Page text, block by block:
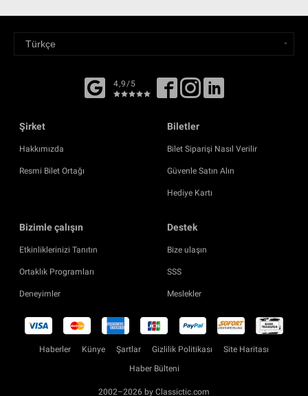
4,9/5
Şirket
Hakkımızda
Resmi Bilet Ortağı
Biletler
Bilet Siparişi Nasıl Verilir
Güvenle Satın Alın
Hediye Kartı
Bizimle çalışın
Etkinliklerinizi Tanıtın
Ortaklık Programları
Deneyimler
Destek
Bize ulaşın
SSS
Meslekler
Haberler Künye Şartlar Gizlilik Politikası
Site Haritası
Haber Bülteni
2002–2026 by Classictic.com